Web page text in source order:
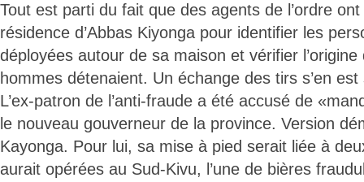
Tout est parti du fait que des agents de l’ordre
résidence d’Abbas Kiyonga pour identifier les
déployées autour de sa maison et vérifier
hommes détenaient. Un échange des tirs s’en est
L’ex-patron de l’anti-fraude a été accusé de
le nouveau gouverneur de la province. Version
Kayonga. Pour lui, sa mise à pied serait liée à
aurait opérées au Sud-Kivu, l’une de bières